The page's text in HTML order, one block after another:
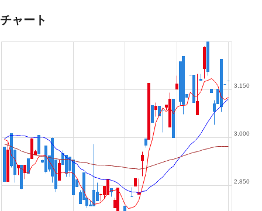
チャート
2,850
3,000
3,150